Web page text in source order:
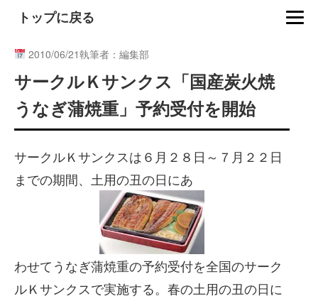
トップに戻る
2010/06/21執筆者：編集部
サークルＫサンクス「国産炭火焼
うなぎ蒲焼重」予約受付を開始
サークルＫサンクスは６月２８日～７月２２日
までの期間、土用の丑の日にあ
わせてうなぎ蒲焼重の予約受付を全国のサーク
ルＫサンクスで実施する。春の土用の丑の日に